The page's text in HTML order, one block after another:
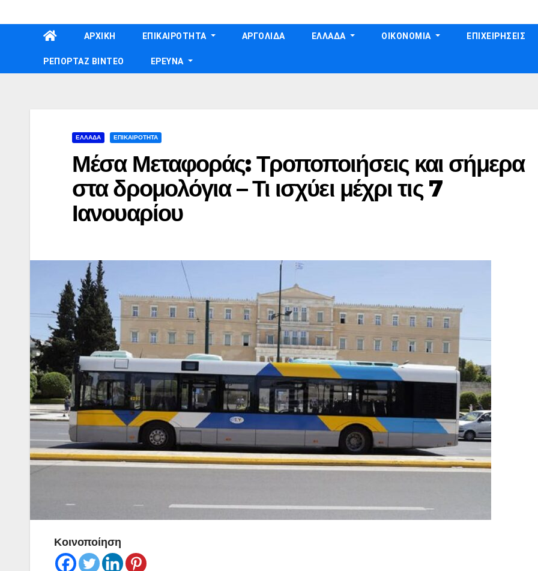
to
ΑΡΧΙΚΗ ΕΠΙΚΑΙΡΟΤΗΤΑ ΑΡΓΟΛΙΔΑ ΕΛΛΑΔΑ ΟΙΚΟΝΟΜΙΑ ΕΠΙΧΕΙΡΗΣΕΙΣ
ΡΕΠΟΡΤΑΖ ΒΙΝΤΕΟ ΕΡΕΥΝΑ
ΕΛΛΑΔΑ ΕΠΙΚΑΙΡΟΤΗΤΑ
Μέσα Μεταφοράς: Τροποποιήσεις και σήμερα
στα δρομολόγια – Τι ισχύει μέχρι τις 7
Ιανουαρίου
Κοινοποίηση